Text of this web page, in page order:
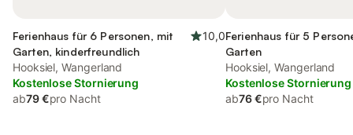
Ferienhaus für 6 Personen, mit
Garten, kinderfreundlich
10,0
Hooksiel, Wangerland
Kostenlose Stornierung
ab79 €pro Nacht
Ferienhaus für 5
Garten
Hooksiel, Wangerland
Kostenlose Stornierung
ab76 €pro Nacht